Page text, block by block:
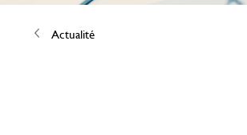
Actualité